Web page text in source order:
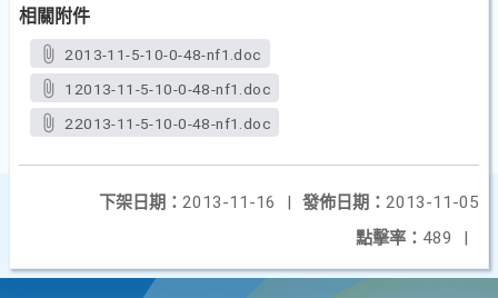
相關附件
2013-11-5-10-0-48-nf1.doc
12013-11-5-10-0-48-nf1.doc
22013-11-5-10-0-48-nf1.doc
發佈日期： 2013-11-05
下架日期： 2013-11-16
|
點擊率： 489 |